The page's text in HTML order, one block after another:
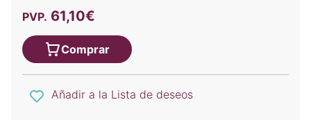
PVP. 61,10€
Comprar
Añadir a la Lista de deseos